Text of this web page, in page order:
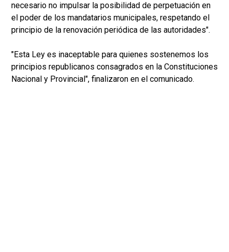
necesario no impulsar la posibilidad de perpetuación en
el poder de los mandatarios municipales, respetando el
principio de la renovación periódica de las autoridades".
"Esta Ley es inaceptable para quienes sostenemos los
principios republicanos consagrados en la Constituciones
Nacional y Provincial", finalizaron en el comunicado.